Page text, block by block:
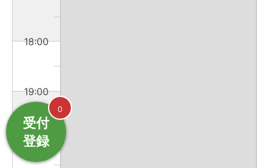
18:00
19:00
20:00
0
受付
登録